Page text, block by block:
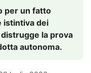
per un fatto
istintiva dei
la prova
autonoma.